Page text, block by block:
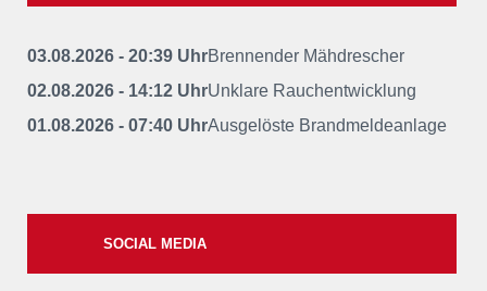
03.08.2026 - 20:39 UhrBrennender Mähdrescher
02.08.2026 - 14:12 UhrUnklare Rauchentwicklung
01.08.2026 - 07:40 UhrAusgelöste Brandmeldeanlage
SOCIAL MEDIA